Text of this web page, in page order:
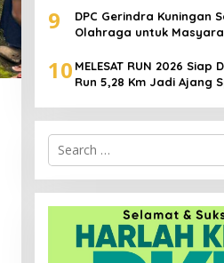
9
DPC Gerindra Kuningan
Olahraga untuk
Generasi Muda
10 MELESAT RUN 2026
Run 5,28 Km Jadi Ajang
Search
for: